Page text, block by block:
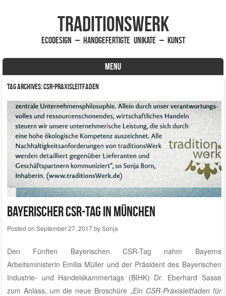
traditionsWerk
EcoDesign – handgefertigte Unikate – Kunst
MENU
Skip to content
Tag Archives:CSR-Praxisleitfaden
Bayerischer CSR-Tag in München
Posted on September 27, 2017bySonja
Den Fünften Bayerischen CSR-Tag nahm Bayerns
Arbeitsministerin Emilia Müller und der Präsident des Bayerischen
Industrie- und Handelskammertags (BIHK) Dr. Eberhard Sasse
zum Anlass, um die neue Broschüre „Ein CSR-Praxisleitfaden für